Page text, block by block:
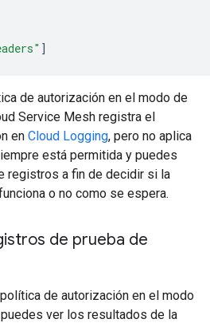
]
de autorización en el modo de
Service Mesh registra el
en Cloud Logging, pero no aplica
está permitida y puedes
registros a fin de decidir si la
o no como se espera.
de prueba de
de autorización en el modo
ver los resultados de la